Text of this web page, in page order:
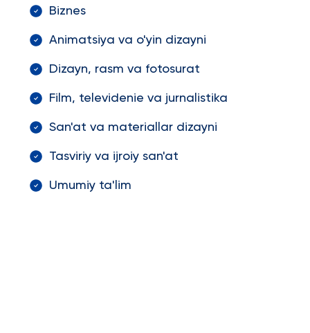
Biznes
Animatsiya va o'yin dizayni
Dizayn, rasm va fotosurat
Film, televidenie va jurnalistika
San'at va materiallar dizayni
Tasviriy va ijroiy san'at
Umumiy ta'lim